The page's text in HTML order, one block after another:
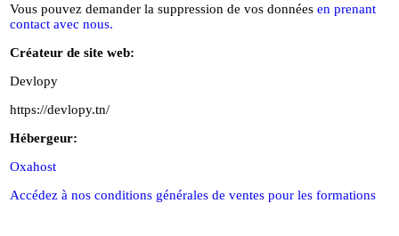
Vous pouvez demander la suppression de vos donnéesen prenant
contact avec nous.
Créateur de site web:
Devlopy
https://devlopy.tn/
Hébergeur:
Oxahost
Accédez à nos conditions générales de ventes pour les formations